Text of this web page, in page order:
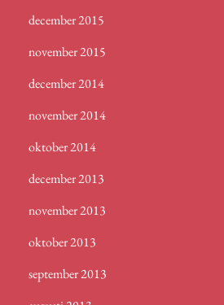
december 2015
november 2015
december 2014
november 2014
oktober 2014
december 2013
november 2013
oktober 2013
september 2013